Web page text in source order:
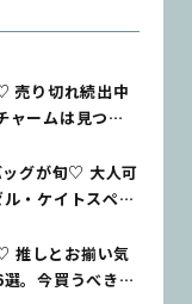
売り切れ続出中
ャームは見つけ
ッグが旬♡ 大人可
・ケイトスペー
推しとお揃い気
。今買うべきは